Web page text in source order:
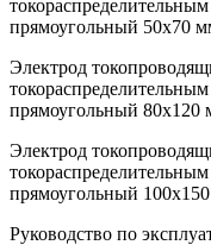
прямоугольный 50х70
Электрод
прямоугольный 80х120
Электрод
прямоугольный
Руководство по